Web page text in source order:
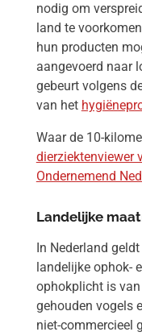
nodig om
land te
hun producten
aangevoerd naar
gebeurt volgens
van het
Waar de 10-
dierziektenviewer
Ondernemend
Landelijke
In Nederland
landelijke ophok-
ophokplicht is
gehouden vogels
niet-commercieel